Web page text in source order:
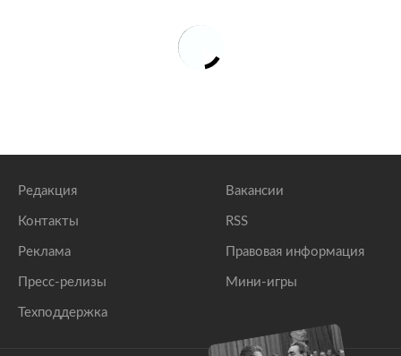
Редакция
Контакты
Реклама
Пресс-релизы
Техподдержка
Вакансии
RSS
Правовая информация
Мини-игры